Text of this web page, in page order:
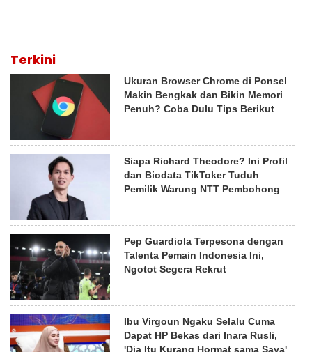
Terkini
Ukuran Browser Chrome di Ponsel
Makin Bengkak dan Bikin Memori
Penuh? Coba Dulu Tips Berikut
Siapa Richard Theodore? Ini Profil
dan Biodata TikToker Tuduh
Pemilik Warung NTT Pembohong
Pep Guardiola Terpesona dengan
Talenta Pemain Indonesia Ini,
Ngotot Segera Rekrut
Ibu Virgoun Ngaku Selalu Cuma
Dapat HP Bekas dari Inara Rusli,
'Dia Itu Kurang Hormat sama Saya'